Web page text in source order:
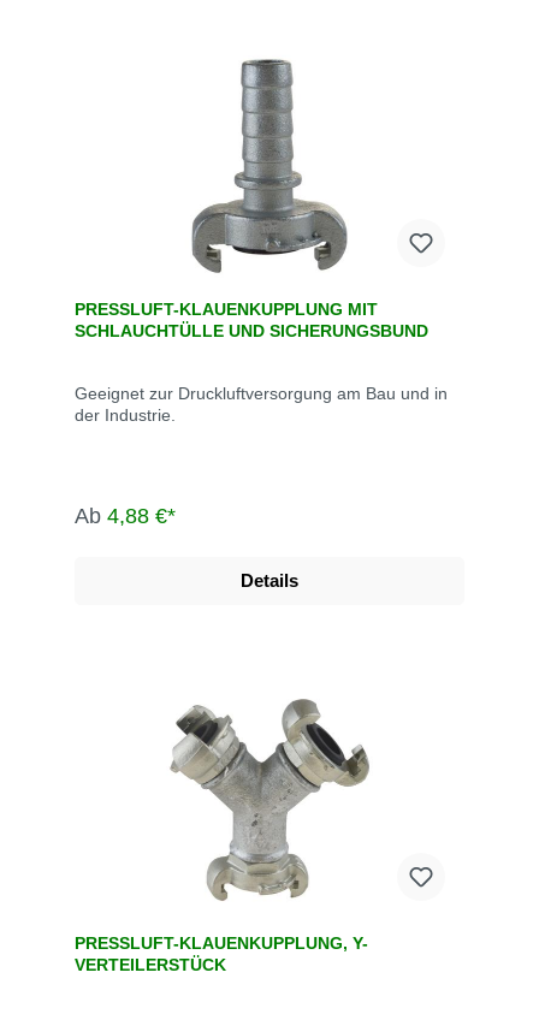
PRESSLUFT-KLAUENKUPPLUNG MIT
SCHLAUCHTÜLLE UND SICHERUNGSBUND
Geeignet zur Druckluftversorgung am Bau und in
der Industrie.
Ab 4,88 €*
Details
PRESSLUFT-KLAUENKUPPLUNG, Y-
VERTEILERSTÜCK